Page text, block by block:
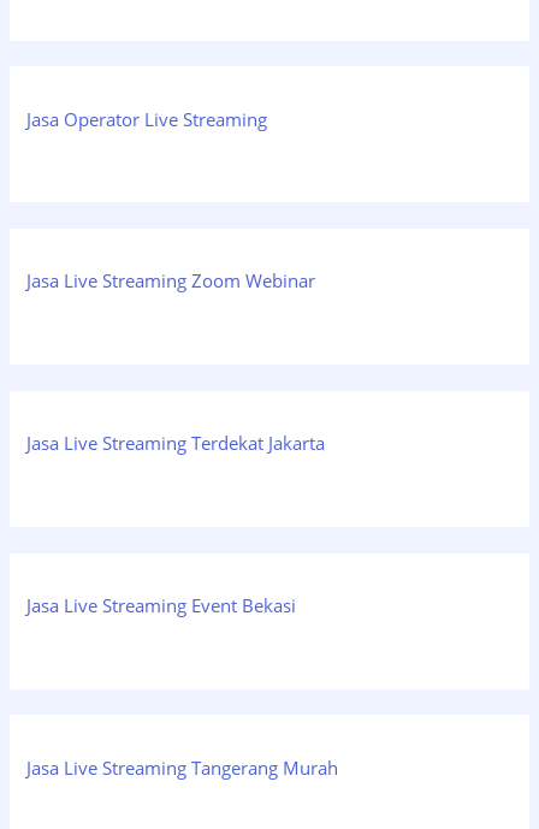
Jasa Operator Live Streaming
Jasa Live Streaming Zoom Webinar
Jasa Live Streaming Terdekat Jakarta
Jasa Live Streaming Event Bekasi
Jasa Live Streaming Tangerang Murah